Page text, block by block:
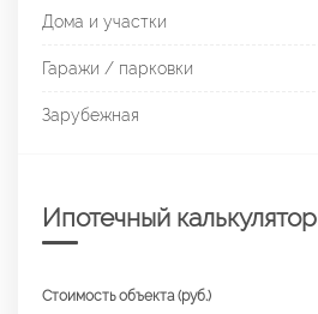
Дома и участки
Гаражи / парковки
Зарубежная
Ипотечный калькулятор
Стоимость объекта (руб.)